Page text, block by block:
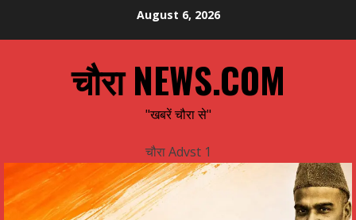
August 6, 2026
चौरा NEWS.COM
"खबरें चौरा से"
चौरा Advst 1